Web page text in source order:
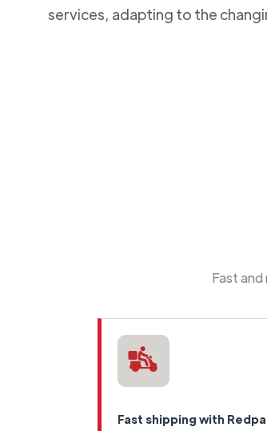
services, adapting to the
Fast
Fast shipping with